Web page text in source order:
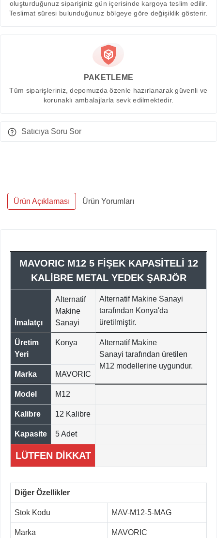
oluşturduğunuz siparişiniz gün içerisinde kargoya teslim edilir.
Teslimat süresi bulunduğunuz bölgeye göre değişiklik gösterir.
PAKETLEME
Tüm siparişleriniz, depomuzda özenle hazırlanarak güvenli ve
korunaklı ambalajlarla sevk edilmektedir.
Satıcıya Soru Sor
Ürün Açıklaması Ürün Yorumları
MAVORIC M12 5 FİŞEK KAPASİTELİ 12
KALİBRE METAL YEDEK ŞARJÖR
İmalatçı
Alternatif
Makine
Sanayi
Alternatif Makine Sanayi
tarafından Konya'da
üretilmiştir.
Üretim
Yeri
Konya
Alternatif Makine
Sanayi tarafından üretilen
M12 modellerine uygundur.
Marka
MAVORIC
Model M12
Kalibre 12 Kalibre
Kapasite 5 Adet
LÜTFEN DİKKAT
Diğer Özellikler
Stok Kodu MAV-M12-5-MAG
Marka MAVORIC